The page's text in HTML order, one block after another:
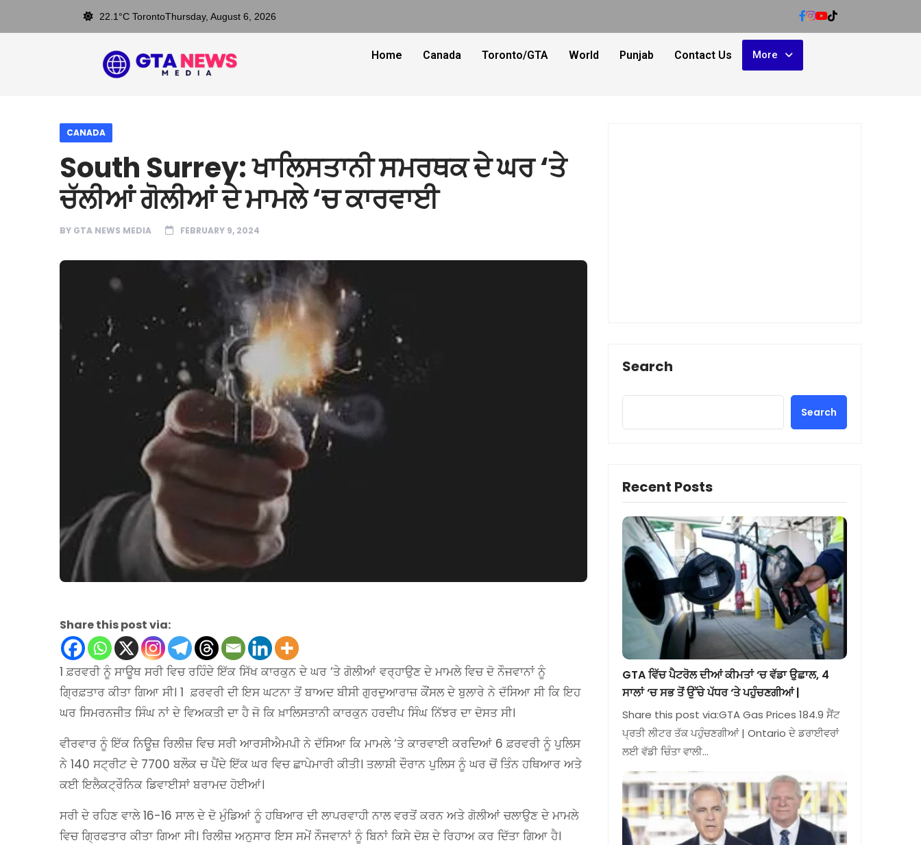
22.1°C TorontoThursday, August 6, 2026
Home Canada Toronto/GTA World Punjab Contact Us More
CANADA
South Surrey: ਖਾਲਿਸਤਾਨੀ ਸਮਰਥਕ ਦੇ ਘਰ ‘ਤੇ
ਚੱਲੀਆਂ ਗੋਲੀਆਂ ਦੇ ਮਾਮਲੇ ‘ਚ ਕਾਰਵਾਈ
BY GTA NEWS MEDIA FEBRUARY 9, 2024
Share this post via:
1 ਫ਼ਰਵਰੀ ਨੂੰ ਸਾਊਥ ਸਰੀ ਵਿਚ ਰਹਿੰਦੇ ਇੱਕ ਸਿੱਖ ਕਾਰਕੁਨ ਦੇ ਘਰ ‘ਤੇ ਗੋਲੀਆਂ ਵਰ੍ਹਾਉਣ ਦੇ ਮਾਮਲੇ ਵਿਚ ਦੋ ਨੌਜਵਾਨਾਂ ਨੂੰ
ਗ੍ਰਿਫ਼ਤਾਰ ਕੀਤਾ ਗਿਆ ਸੀ। 1 ਫ਼ਰਵਰੀ ਦੀ ਇਸ ਘਟਨਾ ਤੋਂ ਬਾਅਦ ਬੀਸੀ ਗੁਰਦੁਆਰਾਜ਼ ਕੌਂਸਲ ਦੇ ਬੁਲਾਰੇ ਨੇ ਦੱਸਿਆ ਸੀ ਕਿ ਇਹ
ਘਰ ਸਿਮਰਨਜੀਤ ਸਿੰਘ ਨਾਂ ਦੇ ਵਿਅਕਤੀ ਦਾ ਹੈ ਜੋ ਕਿ ਖ਼ਾਲਿਸਤਾਨੀ ਕਾਰਕੁਨ ਹਰਦੀਪ ਸਿੰਘ ਨਿੱਝਰ ਦਾ ਦੋਸਤ ਸੀ।
ਵੀਰਵਾਰ ਨੂੰ ਇੱਕ ਨਿਊਜ਼ ਰਿਲੀਜ਼ ਵਿਚ ਸਰੀ ਆਰਸੀਐਮਪੀ ਨੇ ਦੱਸਿਆ ਕਿ ਮਾਮਲੇ ‘ਤੇ ਕਾਰਵਾਈ ਕਰਦਿਆਂ 6 ਫ਼ਰਵਰੀ ਨੂੰ ਪੁਲਿਸ
ਨੇ 140 ਸਟ੍ਰੀਟ ਦੇ 7700 ਬਲੌਕ ਚ ਪੈਂਦੇ ਇੱਕ ਘਰ ਵਿਚ ਛਾਪੇਮਾਰੀ ਕੀਤੀ। ਤਲਾਸ਼ੀ ਦੌਰਾਨ ਪੁਲਿਸ ਨੂੰ ਘਰ ਚੋਂ ਤਿੰਨ ਹਥਿਆਰ ਅਤੇ
ਕਈ ਇਲੈਕਟ੍ਰੌਨਿਕ ਡਿਵਾਈਸਾਂ ਬਰਾਮਦ ਹੋਈਆਂ।
ਸਰੀ ਦੇ ਰਹਿਣ ਵਾਲੇ 16-16 ਸਾਲ ਦੇ ਦੋ ਮੁੰਡਿਆਂ ਨੂੰ ਹਥਿਆਰ ਦੀ ਲਾਪਰਵਾਹੀ ਨਾਲ ਵਰਤੋਂ ਕਰਨ ਅਤੇ ਗੋਲੀਆਂ ਚਲਾਉਣ ਦੇ ਮਾਮਲੇ
ਵਿਚ ਗ੍ਰਿਫਤਾਰ ਕੀਤਾ ਗਿਆ ਸੀ। ਰਿਲੀਜ਼ ਅਨੁਸਾਰ ਇਸ ਸਮੇਂ ਨੌਜਵਾਨਾਂ ਨੂੰ ਬਿਨਾਂ ਕਿਸੇ ਦੋਸ਼ ਦੇ ਰਿਹਾਅ ਕਰ ਦਿੱਤਾ ਗਿਆ ਹੈ।
Search
Search
Recent Posts
GTA ਵਿੱਚ ਪੈਟਰੋਲ ਦੀਆਂ ਕੀਮਤਾਂ ‘ਚ ਵੱਡਾ ਉਛਾਲ, 4
ਸਾਲਾਂ ‘ਚ ਸਭ ਤੋਂ ਉੱਚੇ ਪੱਧਰ ‘ਤੇ ਪਹੁੰਚਣਗੀਆਂ |
Share this post via:GTA Gas Prices 184.9 ਸੈਂਟ
ਪ੍ਰਤੀ ਲੀਟਰ ਤੱਕ ਪਹੁੰਚਣਗੀਆਂ | Ontario ਦੇ ਡਰਾਈਵਰਾਂ
ਲਈ ਵੱਡੀ ਚਿੰਤਾ ਵਾਲੀ…